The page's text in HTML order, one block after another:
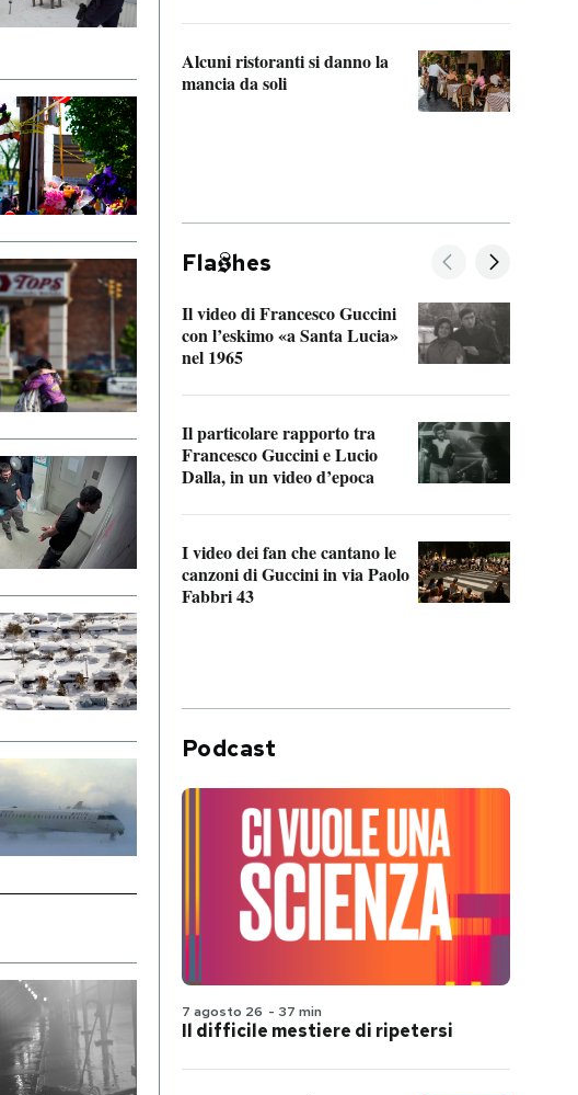
Alcuni ristoranti si danno la
mancia da soli
Fla hes
Il video di Francesco Guccini
con l’eskimo «a Santa Lucia»
nel 1965
Il particolare rapporto tra
Francesco Guccini e Lucio
Dalla, in un video d’epoca
I video dei fan che cantano le
canzoni di Guccini in via Paolo
Fabbri 43
Podcast
7 agosto 26 - 37 min
Il difficile mestiere di ripetersi